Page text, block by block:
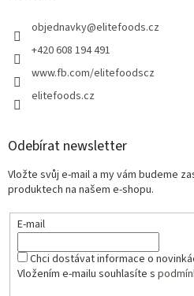
objednavky@elitefoods.cz
+420 608 194 491
www.fb.com/elitefoodscz
elitefoods.cz
Odebírat newsletter
Vložte svůj e-mail a my vám budeme
produktech na našem e-shopu.
E-mail
Chci dostávat informace o
Vložením e-mailu souhlasíte s